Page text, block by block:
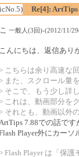
Re[4]:
一般人(3回)-(2012/11/
こんにちは、返信あり
こちらは余り高速な
また、スクロール量
そこで、もう少し詳
これは、動画部分を
それとも、動画以外
ArtTips 7.88での話で
Player外にカー
Flash Player は「保